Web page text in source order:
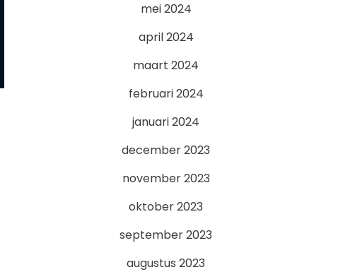
mei 2024
april 2024
maart 2024
februari 2024
januari 2024
december 2023
november 2023
oktober 2023
september 2023
augustus 2023